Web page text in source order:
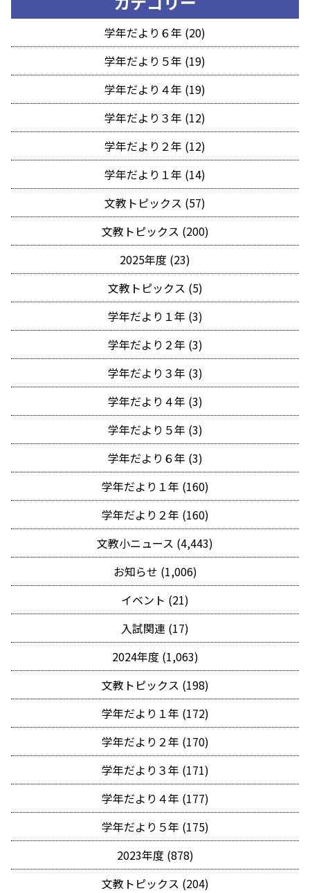
学年だより６年 (20)
学年だより５年 (19)
学年だより４年 (19)
学年だより３年 (12)
学年だより２年 (12)
学年だより１年 (14)
文教トピックス (57)
文教トピックス (200)
2025年度 (23)
文教トピックス (5)
学年だより１年 (3)
学年だより２年 (3)
学年だより３年 (3)
学年だより４年 (3)
学年だより５年 (3)
学年だより６年 (3)
学年だより１年 (160)
学年だより２年 (160)
文教小ニュース (4,443)
お知らせ (1,006)
イベント (21)
入試関連 (17)
2024年度 (1,063)
文教トピックス (198)
学年だより１年 (172)
学年だより２年 (170)
学年だより３年 (171)
学年だより４年 (177)
学年だより５年 (175)
2023年度 (878)
文教トピックス (204)